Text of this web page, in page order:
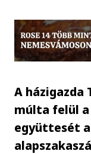
A házigazda
múlta felül a
együttesét